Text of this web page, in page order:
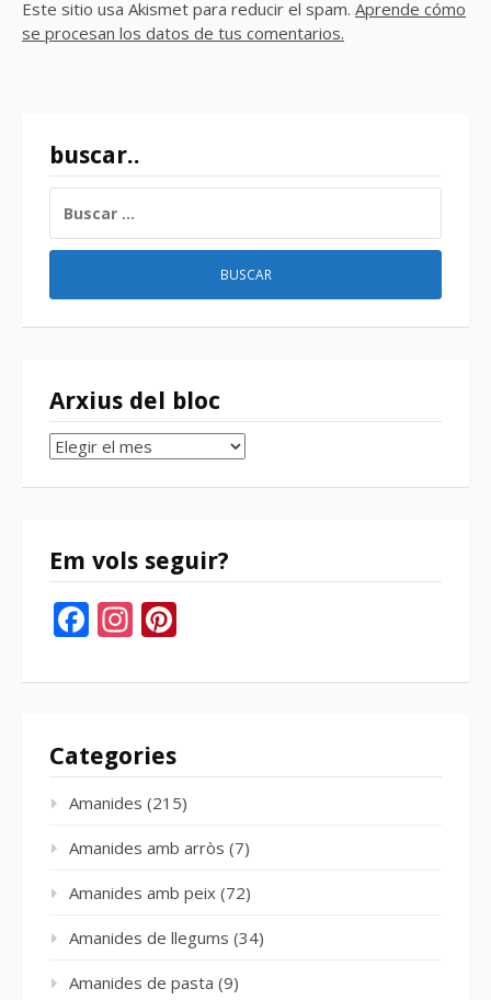
Este sitio usa Akismet para reducir el spam. Aprende cómo
se procesan los datos de tus comentarios.
buscar..
Arxius del bloc
Arxius
bloc
Em vols seguir?
Facebook
Instagram
Categories
Amanides (215)
Amanides amb arròs (7)
Amanides amb peix (72)
Amanides de llegums (34)
Amanides de pasta (9)